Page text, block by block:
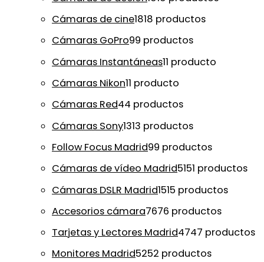
Cámaras de cine1818 productos
Cámaras GoPro99 productos
Cámaras Instantáneas11 producto
Cámaras Nikon11 producto
Cámaras Red44 productos
Cámaras Sony1313 productos
Follow Focus Madrid99 productos
Cámaras de vídeo Madrid5151 productos
Cámaras DSLR Madrid1515 productos
Accesorios cámara7676 productos
Tarjetas y Lectores Madrid4747 productos
Monitores Madrid5252 productos